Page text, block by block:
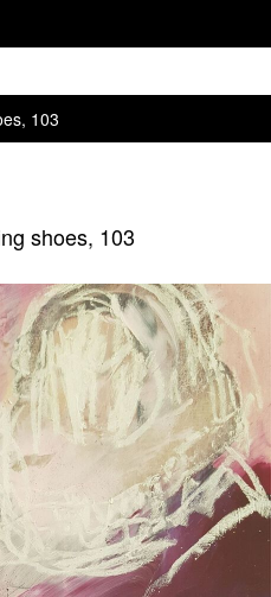
103
shoes, 103